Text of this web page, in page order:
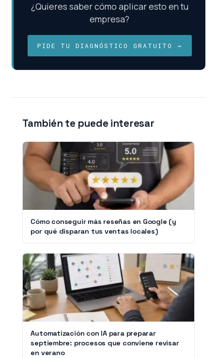
¿Quieres saber cómo aplicar esto en tu
empresa?
PIDE TU DIAGNÓSTICO GRATUITO →
También te puede interesar
Cómo conseguir más reseñas en Google (y
por qué disparan tus ventas locales)
Automatización con IA para preparar
septiembre: procesos que conviene revisar
en verano